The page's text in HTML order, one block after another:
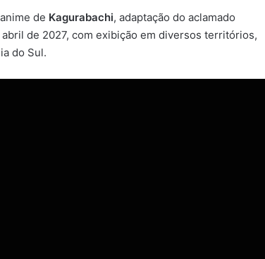
de Kagurabachi, adaptação do aclamado
de 2027, com exibição em diversos territórios,
do Sul.